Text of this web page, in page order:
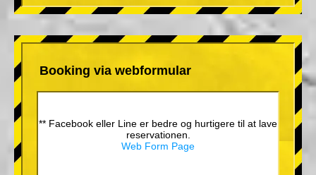
Booking via webformular
** Facebook eller Line er bedre og hurtigere til at lave
reservationen.
Web Form Page